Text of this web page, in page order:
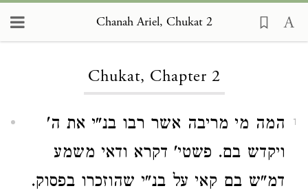
Chanah Ariel, Chukat 2
Chukat, Chapter 2
1
המה מי מריבה אשר רבו בנ"י את ה'
ויקדש בם. פשטי' דקרא ודאי משמע
דמ"ש בם קאי על בנ"י שהוזכרו בפסוק.